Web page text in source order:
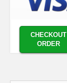
CHECKOUT
ORDER